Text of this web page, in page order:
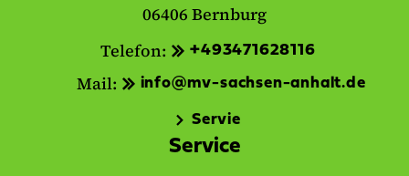
06406 Bernburg
Telefon:
+493471628116
Mail: info@mv-sachsen-anhalt.de
Servie
Service